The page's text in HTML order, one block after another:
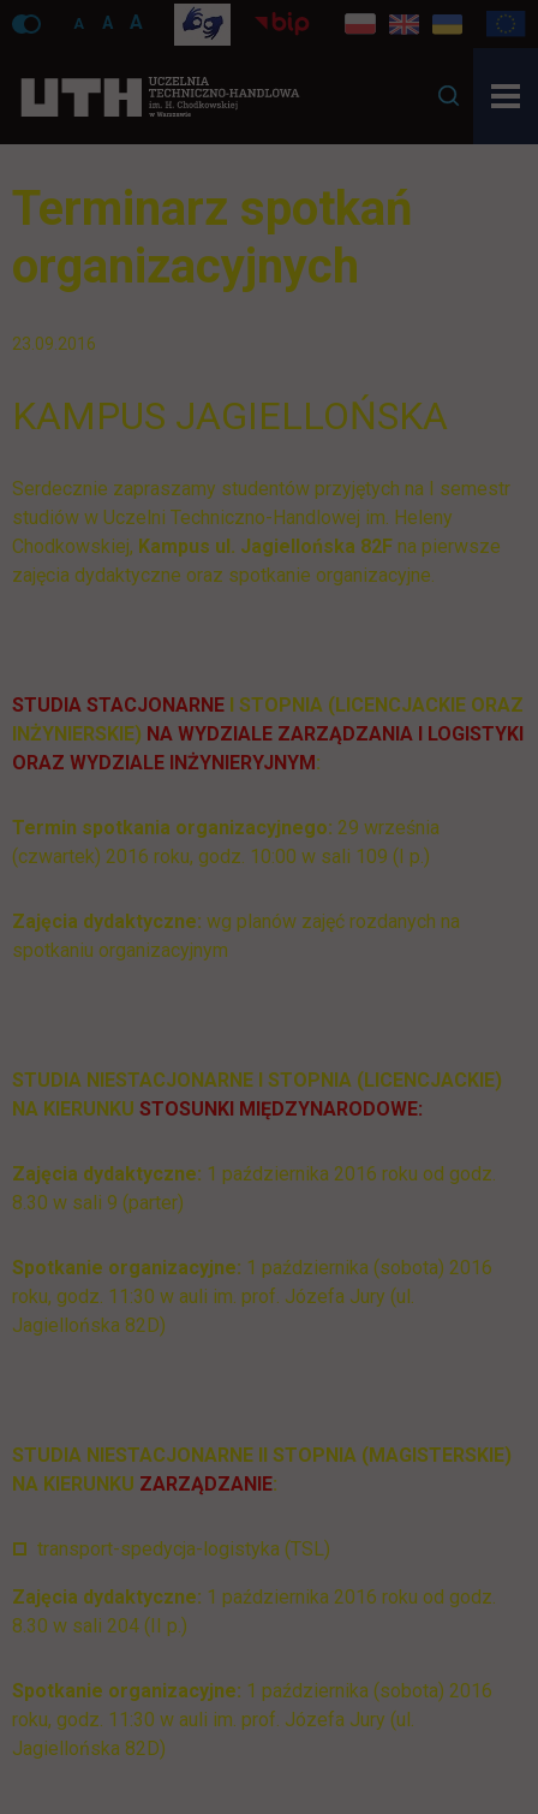
A A A
Terminarz spotkań
organizacyjnych
23.09.2016
KAMPUS JAGIELLOŃSKA
Serdecznie zapraszamy studentów przyjętych na I semestr
studiów w Uczelni Techniczno-Handlowej im. Heleny
Chodkowskiej, Kampus ul. Jagiellońska 82F na pierwsze
zajęcia dydaktyczne oraz spotkanie organizacyjne.
STUDIA STACJONARNE I STOPNIA (LICENCJACKIE ORAZ
INŻYNIERSKIE) NA WYDZIALE ZARZĄDZANIA I LOGISTYKI
ORAZ WYDZIALE INŻYNIERYJNYM:
Termin spotkania organizacyjnego: 29 września
(czwartek) 2016 roku, godz. 10:00 w sali 109 (I p.)
Zajęcia dydaktyczne: wg planów zajęć rozdanych na
spotkaniu organizacyjnym
STUDIA NIESTACJONARNE I STOPNIA (LICENCJACKIE)
NA KIERUNKU STOSUNKI MIĘDZYNARODOWE:
Zajęcia dydaktyczne: 1 października 2016 roku od godz.
8.30 w sali 9 (parter)
Spotkanie organizacyjne: 1 października (sobota) 2016
roku, godz. 11:30 w auli im. prof. Józefa Jury (ul.
Jagiellońska 82D)
STUDIA NIESTACJONARNE II STOPNIA (MAGISTERSKIE)
NA KIERUNKU ZARZĄDZANIE:
transport-spedycja-logistyka (TSL)
Zajęcia dydaktyczne: 1 października 2016 roku od godz.
8.30 w sali 204 (II p.)
Spotkanie organizacyjne: 1 października (sobota) 2016
roku, godz. 11:30 w auli im. prof. Józefa Jury (ul.
Jagiellońska 82D)